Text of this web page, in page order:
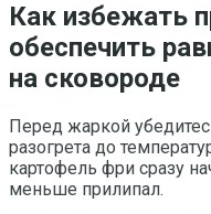
Как избежать
обеспечить
на сковороде
Перед жаркой
разогрета до
картофель фри сразу
меньше прилипал.